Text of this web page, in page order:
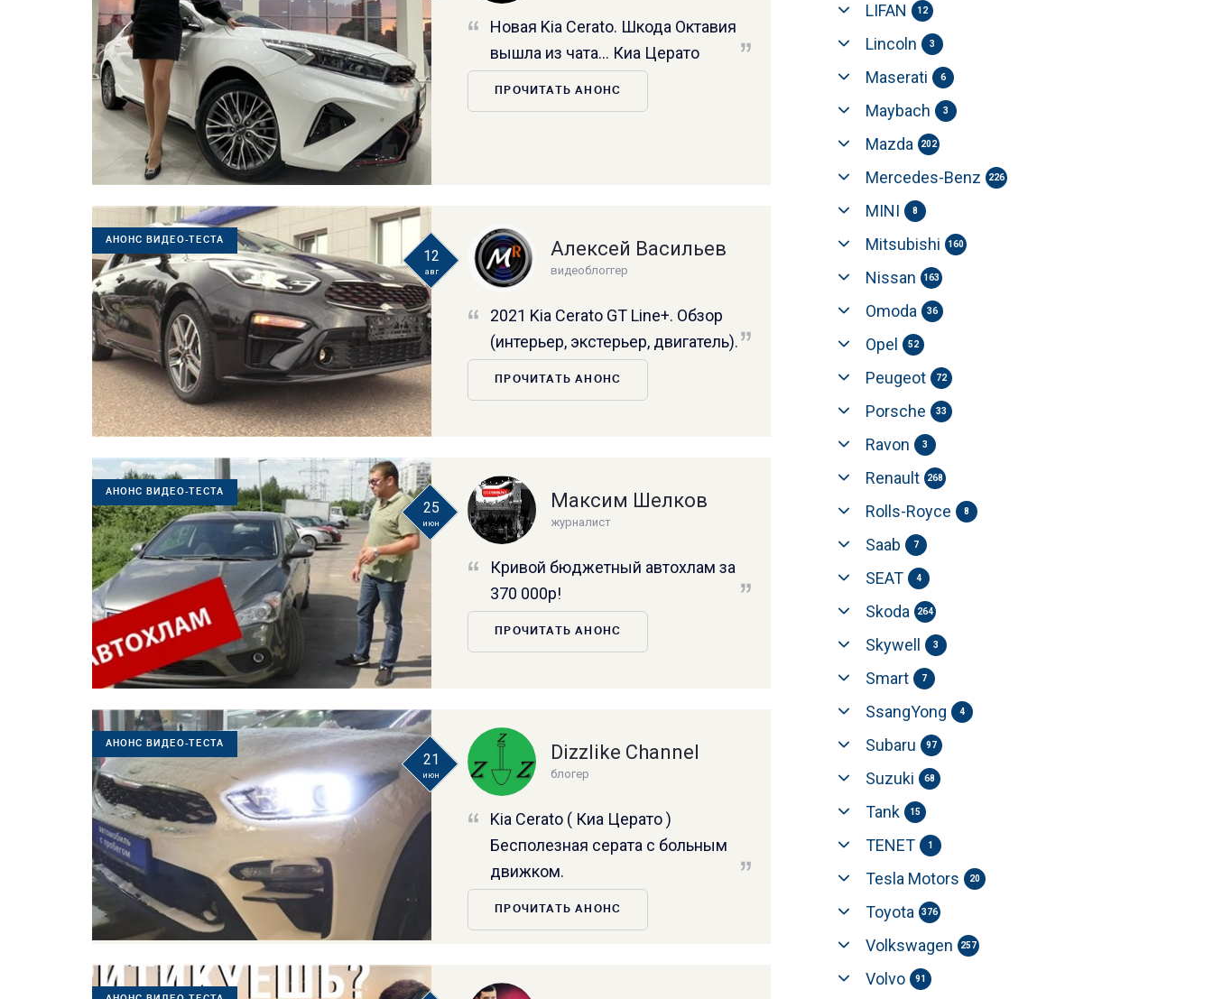
Новая Kia Cerato. Шкода Октавия
вышла из чата… Киа Церато
ПРОЧИТАТЬ АНОНС
АНОНС ВИДЕО-ТЕСТА
12
авг
Алексей Васильев
видеоблоггер
2021 Kia Cerato GT Line+. Обзор
(интерьер, экстерьер, двигатель).
ПРОЧИТАТЬ АНОНС
АНОНС ВИДЕО-ТЕСТА
25
июн
Максим Шелков
журналист
Кривой бюджетный автохлам за
370 000р!
ПРОЧИТАТЬ АНОНС
АНОНС ВИДЕО-ТЕСТА
21
июн
Dizzlike Channel
блогер
Kia Cerato ( Киа Церато )
Бесполезная серата с больным
движком.
ПРОЧИТАТЬ АНОНС
LIFAN 12
Lincoln 3
Maserati 6
Maybach 3
Mazda 202
Mercedes-Benz 226
MINI 8
Mitsubishi 160
Nissan 163
Omoda 36
Opel 52
Peugeot 72
Porsche 33
Ravon 3
Renault 268
Rolls-Royce 8
Saab 7
SEAT 4
Skoda 264
Skywell 3
Smart 7
SsangYong 4
Subaru 97
Suzuki 68
Tank 15
TENET 1
Tesla Motors 20
Toyota 376
Volkswagen 257
Volvo 91